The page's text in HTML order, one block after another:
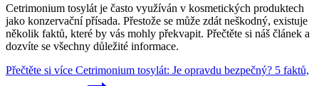
Cetrimonium tosylát je často využíván v kosmetických produktech
jako konzervační přísada. Přestože se může zdát neškodný, existuje
několik faktů, které by vás mohly překvapit. Přečtěte si náš článek a
dozvíte se všechny důležité informace.
Přečtěte si více Cetrimonium tosylát: Je opravdu bezpečný? 5 faktů,